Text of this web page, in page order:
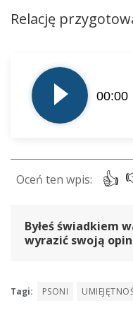
Relację
plików
dźwiękowych
00:00
Byłeś świadkiem
wyrazić swoją
Tagi: PSONI